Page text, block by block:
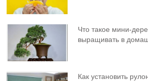
Что такое мини-
выращивать в
Как установить